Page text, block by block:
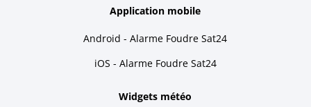
Application mobile
Android - Alarme Foudre Sat24
iOS - Alarme Foudre Sat24
Widgets météo